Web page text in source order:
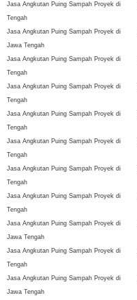
Jasa Angkutan Puing Sampah Proyek di
Tengah
Jasa Angkutan Puing Sampah Proyek di
Jawa Tengah
Jasa Angkutan Puing Sampah Proyek di
Tengah
Jasa Angkutan Puing Sampah Proyek di
Tengah
Jasa Angkutan Puing Sampah Proyek di
Tengah
Jasa Angkutan Puing Sampah Proyek di
Tengah
Jasa Angkutan Puing Sampah Proyek di
Tengah
Jasa Angkutan Puing Sampah Proyek di
Tengah
Jasa Angkutan Puing Sampah Proyek di
Jawa Tengah
Jasa Angkutan Puing Sampah Proyek di
Tengah
Jasa Angkutan Puing Sampah Proyek di
Jawa Tengah